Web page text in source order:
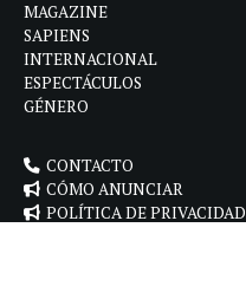
MAGAZINE
SAPIENS
INTERNACIONAL
ESPECTÁCULOS
GÉNERO
CONTACTO
CÓMO ANUNCIAR
POLÍTICA DE PRIVACIDAD